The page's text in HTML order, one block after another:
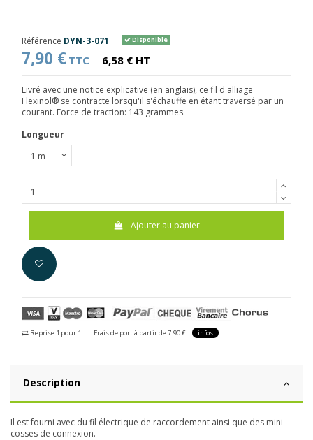
Référence DYN-3-071 Disponible
7,90 € TTC 6,58 € HT
Livré avec une notice explicative (en anglais), ce fil d'alliage
Flexinol® se contracte lorsqu'il s'échauffe en étant traversé par un
courant. Force de traction: 143 grammes.
Longueur
Ajouter au panier
Reprise 1 pour 1 Frais de port à partir de 7.90 € infos
Description
Il est fourni avec du fil électrique de raccordement ainsi que des mini-
cosses de connexion.